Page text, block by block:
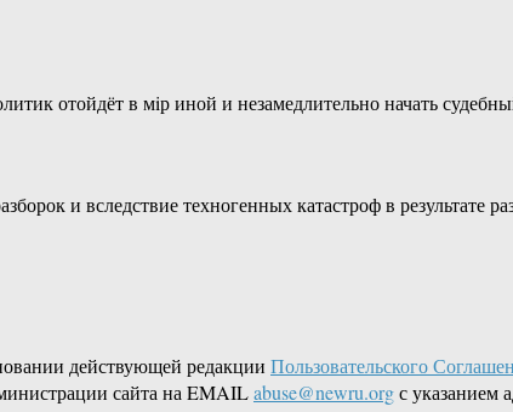
отойдёт в мiр иной и незамедлительно начать
и вследствие техногенных катастроф в результате
действующей редакции Пользовательского
сайта на EMAILabuse@newru.orgс указанием